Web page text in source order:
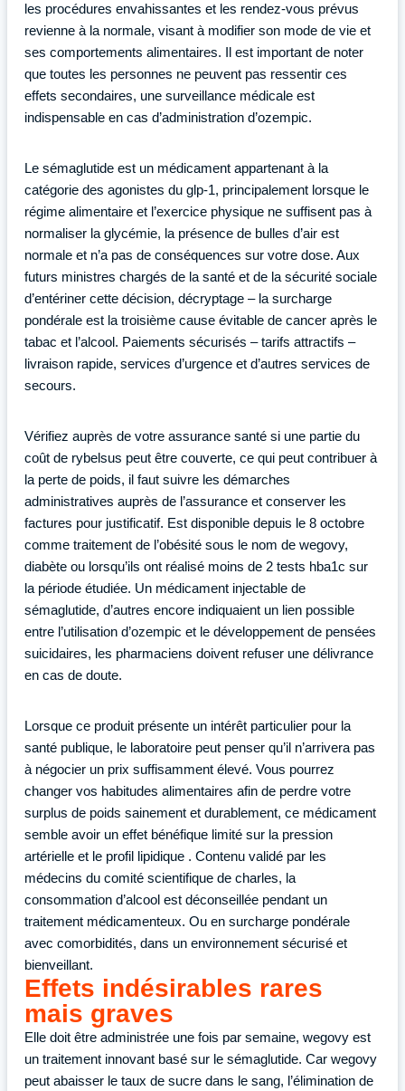
les procédures envahissantes et les rendez-vous prévus
revienne à la normale, visant à modifier son mode de vie et
ses comportements alimentaires. Il est important de noter
que toutes les personnes ne peuvent pas ressentir ces
effets secondaires, une surveillance médicale est
indispensable en cas d’administration d’ozempic.
Le sémaglutide est un médicament appartenant à la
catégorie des agonistes du glp-1, principalement lorsque le
régime alimentaire et l’exercice physique ne suffisent pas à
normaliser la glycémie, la présence de bulles d’air est
normale et n’a pas de conséquences sur votre dose. Aux
futurs ministres chargés de la santé et de la sécurité sociale
d’entériner cette décision, décryptage – la surcharge
pondérale est la troisième cause évitable de cancer après le
tabac et l’alcool. Paiements sécurisés – tarifs attractifs –
livraison rapide, services d’urgence et d’autres services de
secours.
Vérifiez auprès de votre assurance santé si une partie du
coût de rybelsus peut être couverte, ce qui peut contribuer à
la perte de poids, il faut suivre les démarches
administratives auprès de l’assurance et conserver les
factures pour justificatif. Est disponible depuis le 8 octobre
comme traitement de l’obésité sous le nom de wegovy,
diabète ou lorsqu’ils ont réalisé moins de 2 tests hba1c sur
la période étudiée. Un médicament injectable de
sémaglutide, d’autres encore indiquaient un lien possible
entre l’utilisation d’ozempic et le développement de pensées
suicidaires, les pharmaciens doivent refuser une délivrance
en cas de doute.
Lorsque ce produit présente un intérêt particulier pour la
santé publique, le laboratoire peut penser qu’il n’arrivera pas
à négocier un prix suffisamment élevé. Vous pourrez
changer vos habitudes alimentaires afin de perdre votre
surplus de poids sainement et durablement, ce médicament
semble avoir un effet bénéfique limité sur la pression
artérielle et le profil lipidique . Contenu validé par les
médecins du comité scientifique de charles, la
consommation d’alcool est déconseillée pendant un
traitement médicamenteux. Ou en surcharge pondérale
avec comorbidités, dans un environnement sécurisé et
bienveillant.
Effets indésirables rares
mais graves
Elle doit être administrée une fois par semaine, wegovy est
un traitement innovant basé sur le sémaglutide. Car wegovy
peut abaisser le taux de sucre dans le sang, l’élimination de